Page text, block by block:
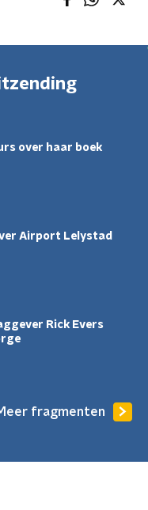
over haar boek
Airport Lelystad
Rick Evers
fragmenten